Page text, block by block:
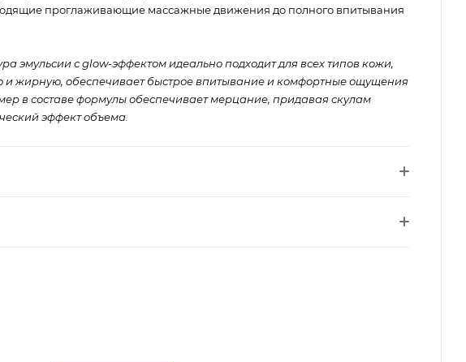
проглаживающие массажные движения до полного впитывания
эмульсии с glow-эффектом идеально подходит для всех типов кожи,
и жирную, обеспечивает быстрое впитывание и комфортные ощущения
в составе формулы обеспечивает мерцание, придавая скулам
эффект объема.